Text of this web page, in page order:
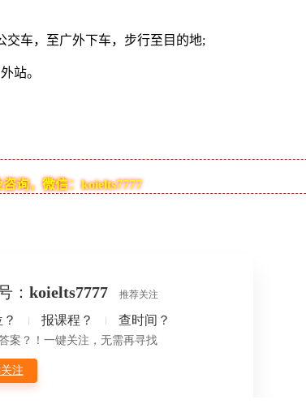
车，至广外下车，步行至目的地;
站。
询，微信：koielts7777